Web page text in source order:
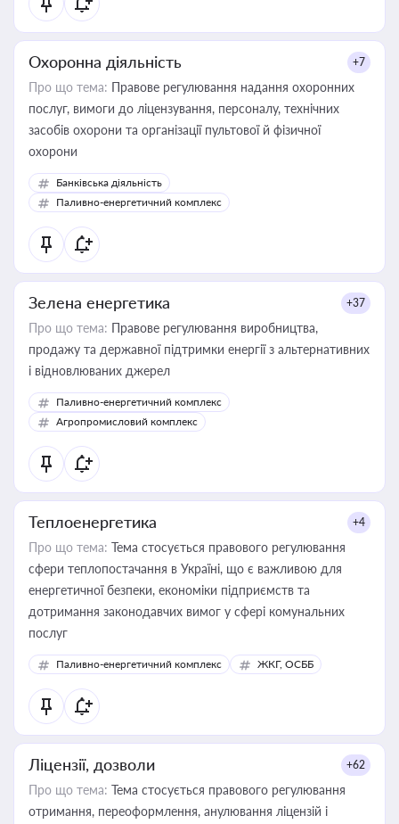
Охоронна діяльність +7
Про що тема: Правове регулювання надання охоронних
послуг, вимоги до ліцензування, персоналу, технічних
засобів охорони та організації пультової й фізичної
охорони
Банківська діяльність
Паливно-енергетичний комплекс
Зелена енергетика +37
Про що тема: Правове регулювання виробництва,
продажу та державної підтримки енергії з альтернативних
і відновлюваних джерел
Паливно-енергетичний комплекс
Агропромисловий комплекс
Теплоенергетика +4
Про що тема: Тема стосується правового регулювання
сфери теплопостачання в Україні, що є важливою для
енергетичної безпеки, економіки підприємств та
дотримання законодавчих вимог у сфері комунальних
послуг
Паливно-енергетичний комплекс ЖКГ, ОСББ
Ліцензії, дозволи +62
Про що тема: Тема стосується правового регулювання
отримання, переоформлення, анулювання ліцензій і